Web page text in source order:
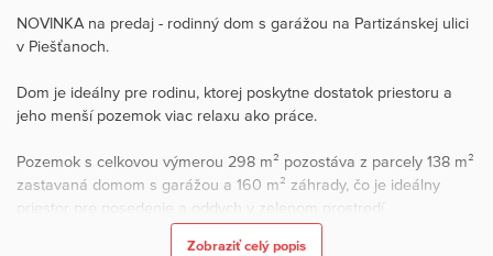
NOVINKA na predaj - rodinný dom s garážou na Partizánskej ulici
v Piešťanoch.
Dom je ideálny pre rodinu, ktorej poskytne dostatok priestoru a
jeho menší pozemok viac relaxu ako práce.
Pozemok s celkovou výmerou 298 m² pozostáva z parcely 138 m²
zastavaná domom s garážou a 160 m² záhrady, čo je ideálny
priestor pre posedenie a oddych v zelenom prostredí.
Zobraziť celý popis